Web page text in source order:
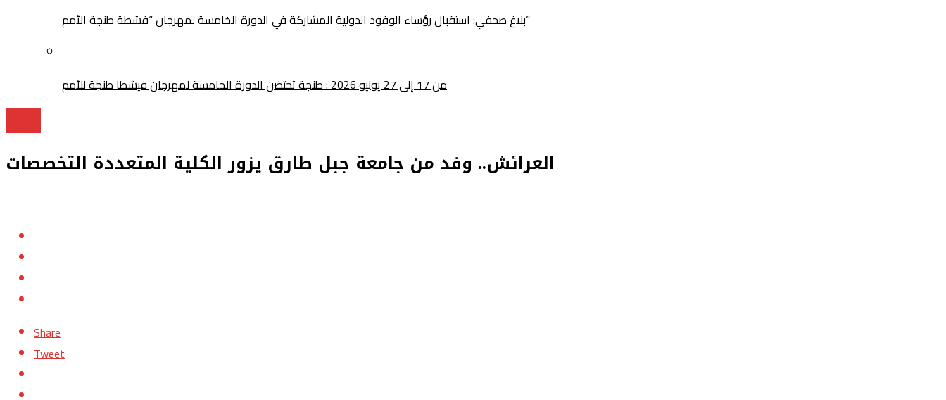
بلاغ صحفي: استقبال رؤساء الوفود الدولية المشاركة في الدورة الخامسة لمهرجان “فشطة طنجة الأمم”
من 17 إلى 27 يونيو 2026 : طنجة تحتضن الدورة الخامسة لمهرجان فيشطا طنجة للأمم
العرائش.. وفد من جامعة جبل طارق يزور الكلية المتعددة التخصصات
Share
Tweet